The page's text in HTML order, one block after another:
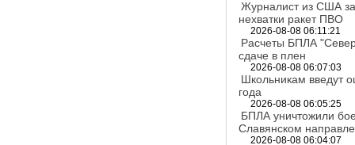
Журналист из США
нехватки ракет ПВО
2026-08-08 06:11:21
Расчеты БПЛА
сдаче в плен
2026-08-08 06:07:03
Школьникам введут
года
2026-08-08 06:05:25
БПЛА уничтожили
Славянском
2026-08-08 06:04:07